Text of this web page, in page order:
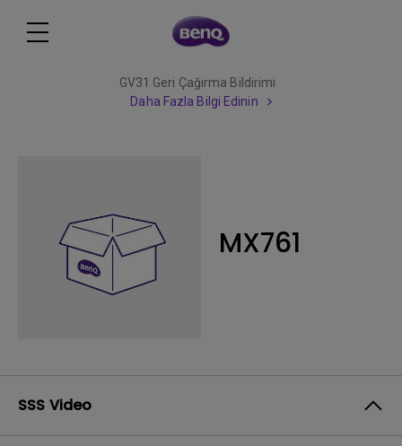
GV31 Geri Çağırma Bildirimi
Daha Fazla Bilgi Edinin
MX761
SSS Video